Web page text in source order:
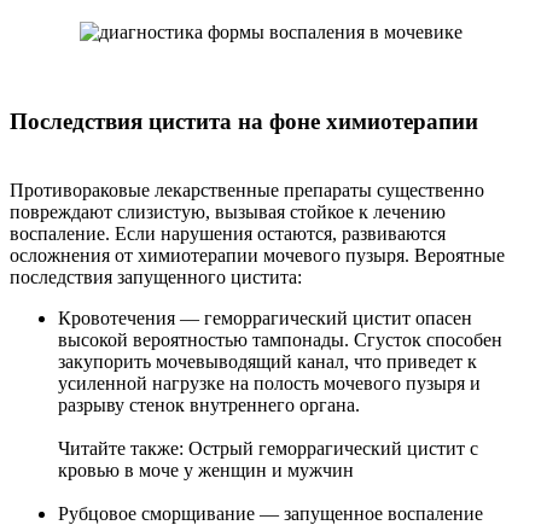
Последствия цистита на фоне химиотерапии
Противораковые лекарственные препараты существенно
повреждают слизистую, вызывая стойкое к лечению
воспаление. Если нарушения остаются, развиваются
осложнения от химиотерапии мочевого пузыря. Вероятные
последствия запущенного цистита:
Кровотечения — геморрагический цистит опасен
высокой вероятностью тампонады. Сгусток способен
закупорить мочевыводящий канал, что приведет к
усиленной нагрузке на полость мочевого пузыря и
разрыву стенок внутреннего органа.
Читайте также: Острый геморрагический цистит с
кровью в моче у женщин и мужчин
Рубцовое сморщивание — запущенное воспаление